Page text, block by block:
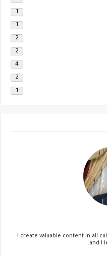
2
2
4
2
I create valuable content in all
and I